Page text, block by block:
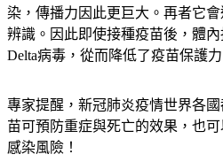
染，傳播力因此更巨大。再者它
辨識。因此即使接種疫苗後，體
Delta病毒，從而降低了疫苗保護力
專家提醒，新冠肺炎疫情世界各
苗可預防重症與死亡的效果，也
感染風險！